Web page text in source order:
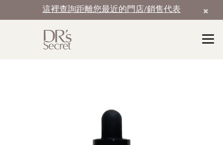
這裡查詢距離您最近的門店/銷售代表